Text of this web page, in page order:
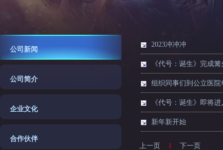
公司新闻
公司简介
企业文化
合作伙伴
2023冲冲冲
《代号：诞生》完成
组织同事们到公立医
《代号：诞生》即将
新年新开始
上一页 1 下一页